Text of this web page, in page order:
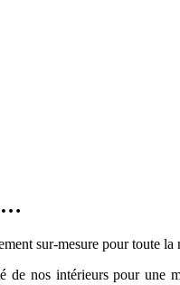
sur-mesure pour toute
de nos intérieurs pour une